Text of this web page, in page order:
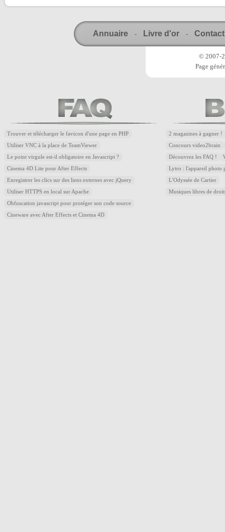
Annuaire - Livre d'or - Contact
© 2007-
Page
Trouver et télécharger le favicon d'une page en PHP
Utiliser VNC à la place de TeamViewer
Le point virgule est-il obligatoire en Javascript ?
Cinema 4D Lite pour After Effects
Enregistrer les clics sur des liens externes avec jQuery
Utiliser HTTPS en local sur Apache
Obfuscation javascript pour protéger son code source
Cineware avec After Effects et Cinema 4D
2 magazines à gagner !
Concours video2brain
Découvrez les FAQ !
Lytro : l'appareil photo
L'Odyssée de Cartier
Musiques libres de